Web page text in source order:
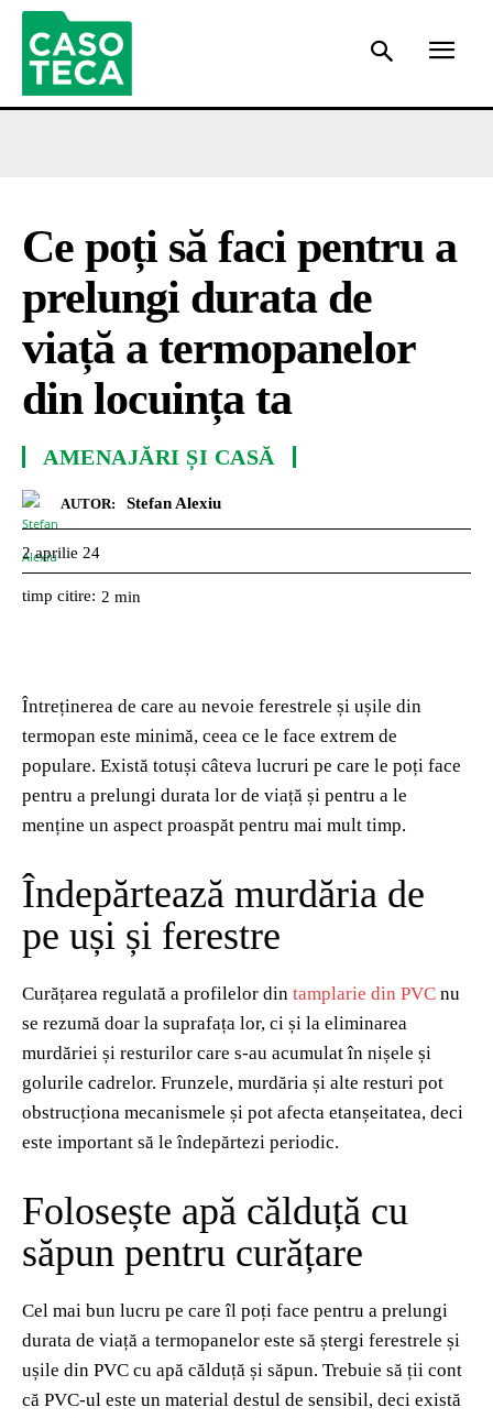
Ce poți să faci pentru a
prelungi durata de
viață a termopanelor
din locuința ta
AMENAJĂRI ȘI CASĂ
AUTOR: Stefan Alexiu
2 aprilie 24
timp citire: 2 min
Întreținerea de care au nevoie ferestrele și ușile din
termopan este minimă, ceea ce le face extrem de
populare. Există totuși câteva lucruri pe care le poți face
pentru a prelungi durata lor de viață și pentru a le
menține un aspect proaspăt pentru mai mult timp.
Îndepărtează murdăria de
pe uși și ferestre
Curățarea regulată a profilelor din tamplarie din PVC nu
se rezumă doar la suprafața lor, ci și la eliminarea
murdăriei și resturilor care s-au acumulat în nișele și
golurile cadrelor. Frunzele, murdăria și alte resturi pot
obstrucționa mecanismele și pot afecta etanșeitatea, deci
este important să le îndepărtezi periodic.
Folosește apă călduță cu
săpun pentru curățare
Cel mai bun lucru pe care îl poți face pentru a prelungi
durata de viață a termopanelor este să ștergi ferestrele și
ușile din PVC cu apă călduță și săpun. Trebuie să ții cont
că PVC-ul este un material destul de sensibil, deci există